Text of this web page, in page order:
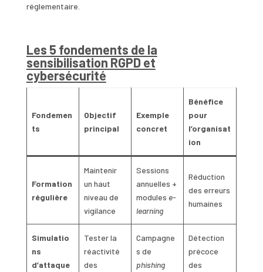
réglementaire.
Les 5 fondements de la
sensibilisation RGPD et
cybersécurité
Fondemen
ts
Objectif
principal
Exemple
concret
Bénéfice
pour
l’organisat
ion
Formation
régulière
Maintenir
un haut
niveau de
vigilance
Sessions
annuelles +
modules e-
learning
Réduction
des erreurs
humaines
Simulatio
ns
d’attaque
Tester la
réactivité
des
Campagne
s de
phishing
Détection
précoce
des